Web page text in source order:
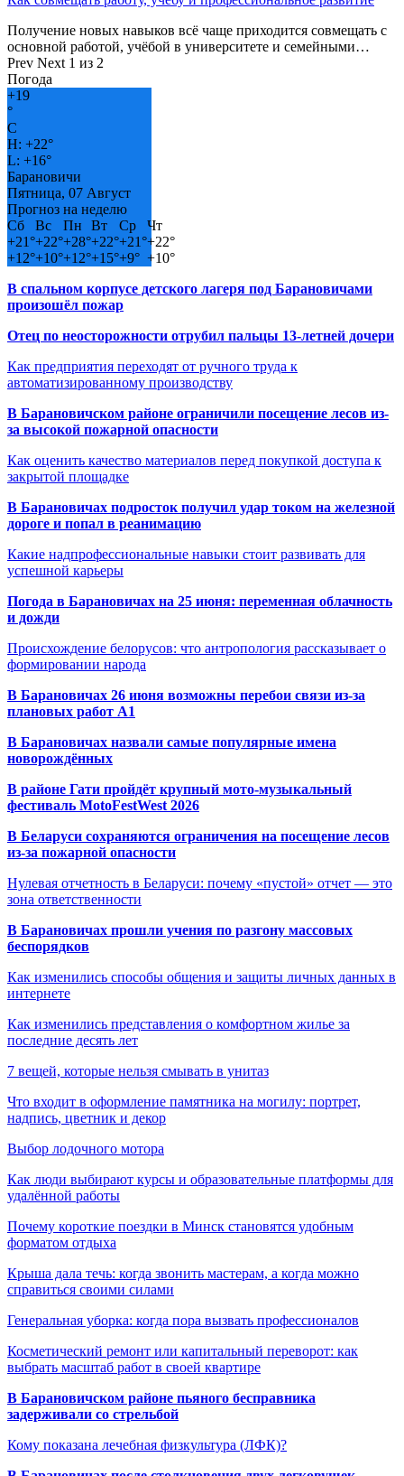
Получение новых навыков всё чаще приходится совмещать с
основной работой, учёбой в университете и семейными…
Prev Next 1 из 2
Погода
+19
°
C
H: +22°
L: +16°
Барановичи
Пятница, 07 Август
Прогноз на неделю
Сб
Вс Пн Вт Ср
Чт
+21°+22°+28°+22°+21°+22°
+12°+10°+12°+15°+9° +10°
В спальном корпусе детского лагеря под Барановичами
произошёл пожар
Отец по неосторожности отрубил пальцы 13-летней дочери
Как предприятия переходят от ручного труда к
автоматизированному производству
В Барановичском районе ограничили посещение лесов из-
за высокой пожарной опасности
Как оценить качество материалов перед покупкой доступа к
закрытой площадке
В Барановичах подросток получил удар током на железной
дороге и попал в реанимацию
Какие надпрофессиональные навыки стоит развивать для
успешной карьеры
Погода в Барановичах на 25 июня: переменная облачность
и дожди
Происхождение белорусов: что антропология рассказывает о
формировании народа
В Барановичах 26 июня возможны перебои связи из-за
плановых работ A1
В Барановичах назвали самые популярные имена
новорождённых
В районе Гати пройдёт крупный мото-музыкальный
фестиваль MotoFestWest 2026
В Беларуси сохраняются ограничения на посещение лесов
из-за пожарной опасности
Нулевая отчетность в Беларуси: почему «пустой» отчет — это
зона ответственности
В Барановичах прошли учения по разгону массовых
беспорядков
Как изменились способы общения и защиты личных данных в
интернете
Как изменились представления о комфортном жилье за
последние десять лет
7 вещей, которые нельзя смывать в унитаз
Что входит в оформление памятника на могилу: портрет,
надпись, цветник и декор
Выбор лодочного мотора
Как люди выбирают курсы и образовательные платформы для
удалённой работы
Почему короткие поездки в Минск становятся удобным
форматом отдыха
Крыша дала течь: когда звонить мастерам, а когда можно
справиться своими силами
Генеральная уборка: когда пора вызвать профессионалов
Косметический ремонт или капитальный переворот: как
выбрать масштаб работ в своей квартире
В Барановичском районе пьяного бесправника
задерживали со стрельбой
Кому показана лечебная физкультура (ЛФК)?